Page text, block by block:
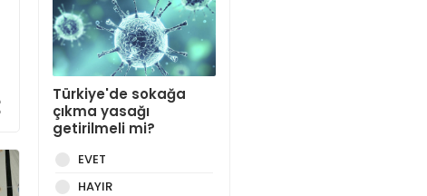
Türkiye'de sokağa
çıkma yasağı
getirilmeli mi?
EVET
HAYIR